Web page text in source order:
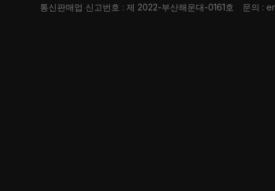
통신판매업 신고번호 : 제 2022-부산해운대-0161호
문의 :